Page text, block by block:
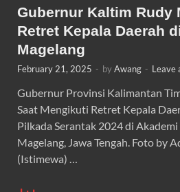
Gubernur Kaltim Rudy
Retret Kepala Daerah
Magelang
February 21, 2025 - byAwang - Leave
Gubernur Provinsi Kalimantan
Saat Mengikuti Retret Kepala
Pilkada Serantak 2024 di
Magelang, Jawa Tengah. Foto by
(Istimewa) …